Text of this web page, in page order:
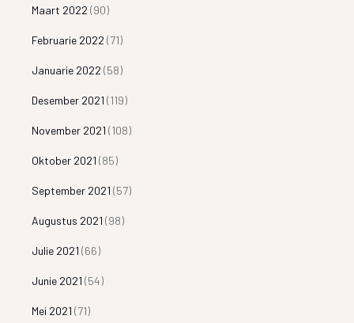
Maart 2022 (90)
Februarie 2022 (71)
Januarie 2022 (58)
Desember 2021 (119)
November 2021 (108)
Oktober 2021 (85)
September 2021 (57)
Augustus 2021 (98)
Julie 2021 (66)
Junie 2021 (54)
Mei 2021 (71)